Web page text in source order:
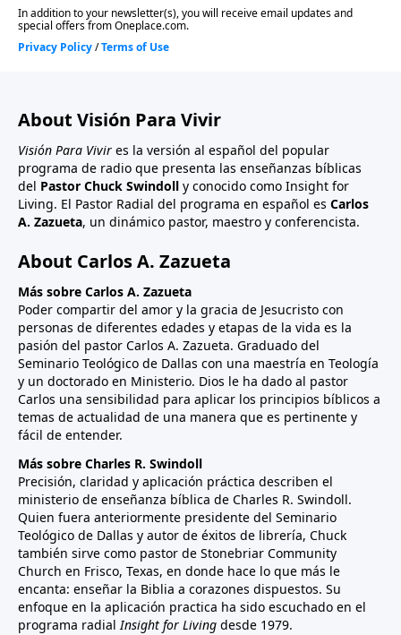
About Visión Para Vivir
Visión Para Vivir es la versión al español del popular
programa de radio que presenta las enseñanzas bíblicas
del Pastor Chuck Swindoll y conocido como Insight for
Living. El Pastor Radial del programa en español es Carlos
A. Zazueta, un dinámico pastor, maestro y conferencista.
About Carlos A. Zazueta
Más sobre Carlos A. Zazueta
Poder compartir del amor y la gracia de Jesucristo con
personas de diferentes edades y etapas de la vida es la
pasión del pastor Carlos A. Zazueta. Graduado del
Seminario Teológico de Dallas con una maestría en Teología
y un doctorado en Ministerio. Dios le ha dado al pastor
Carlos una sensibilidad para aplicar los principios bíblicos a
temas de actualidad de una manera que es pertinente y
fácil de entender.
Más sobre Charles R. Swindoll
Precisión, claridad y aplicación práctica describen el
ministerio de enseñanza bíblica de Charles R. Swindoll.
Quien fuera anteriormente presidente del Seminario
Teológico de Dallas y autor de éxitos de librería, Chuck
también sirve como pastor de Stonebriar Community
Church en Frisco, Texas, en donde hace lo que más le
encanta: enseñar la Biblia a corazones dispuestos. Su
enfoque en la aplicación practica ha sido escuchado en el
programa radialInsight for Living desde 1979.